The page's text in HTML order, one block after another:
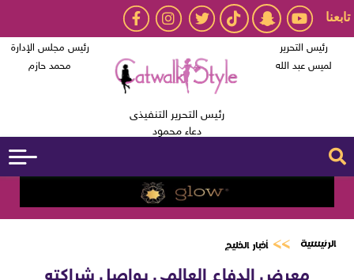
تابعنا
رئيس التحرير
لميس عبد الله
رئيس التحرير التنفيذى
دعاء محمود
رئيس مجلس الإدارة
محمد حازم
الرئيسية أخبار الخليج
معرض الدفاع العالمي يواصل شراكته